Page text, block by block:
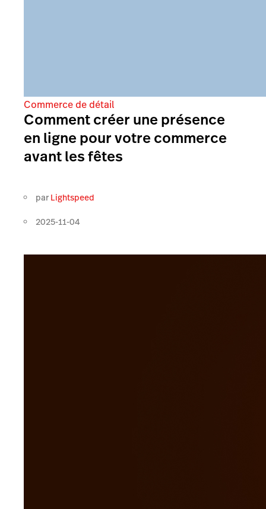
Commerce de détail
Comment créer une présence
en ligne pour votre commerce
avant les fêtes
par Lightspeed
2025-11-04